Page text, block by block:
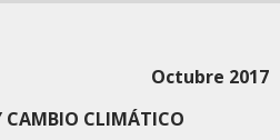
Octubre 2017
CAMBIO CLIMÁTICO